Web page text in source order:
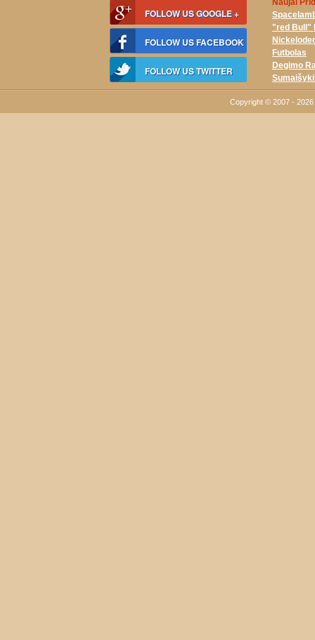
FOLLOW US GOOGLE +
FOLLOW US FACEBOOK
FOLLOW US TWITTER
Naujai
"red Bull"
Futbolas
Degimo
Copyright © 2007 -